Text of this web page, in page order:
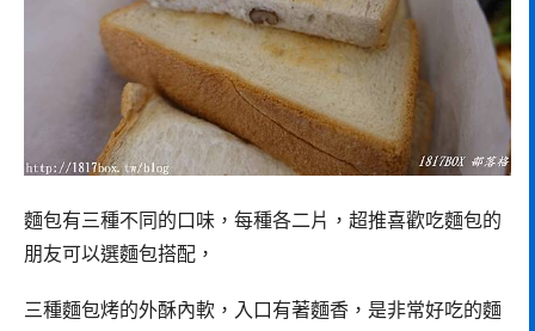
麵包有三種不同的口味，每種各二片，超推喜歡吃麵包的
朋友可以選麵包搭配，
三種麵包烤的外酥內軟，入口有著麵香，是非常好吃的麵